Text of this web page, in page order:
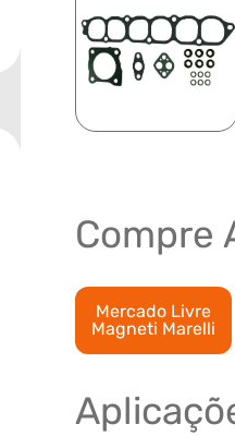
Compre
Mercado Livre
Magneti Marelli